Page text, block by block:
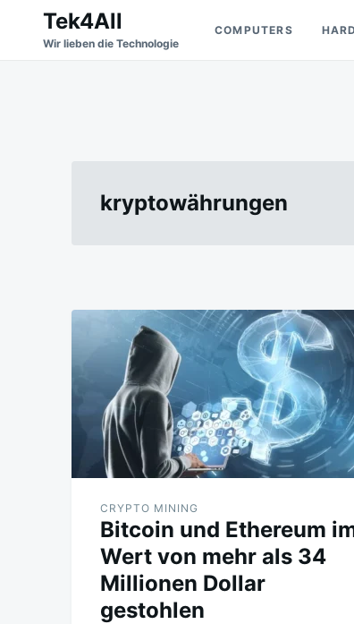
Search
for:
Tek4All
Wir lieben die Technologie
COMPUTERS
kryptowährungen
CRYPTO MINING
Bitcoin und Ethereum
Wert von mehr als 34
Millionen Dollar
gestohlen